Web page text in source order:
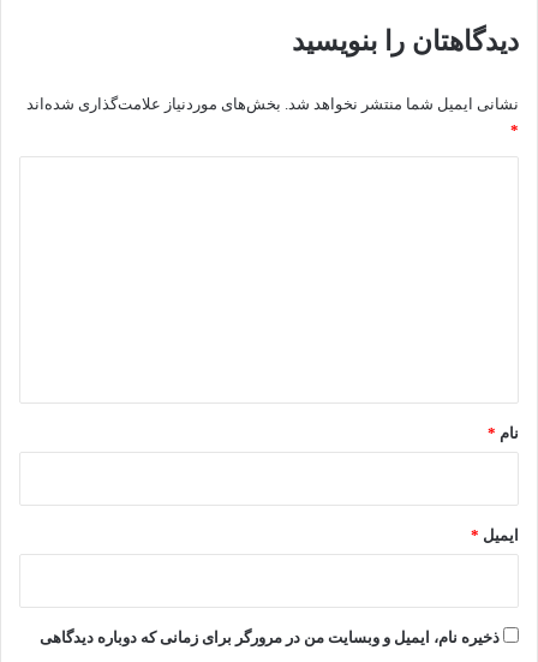
دیدگاهتان را بنویسید
نشانی ایمیل شما منتشر نخواهد شد. بخش‌های موردنیاز علامت‌گذاری شده‌اند
*
نام *
ایمیل *
ذخیره نام، ایمیل و وبسایت من در مرورگر برای زمانی که دوباره دیدگاهی